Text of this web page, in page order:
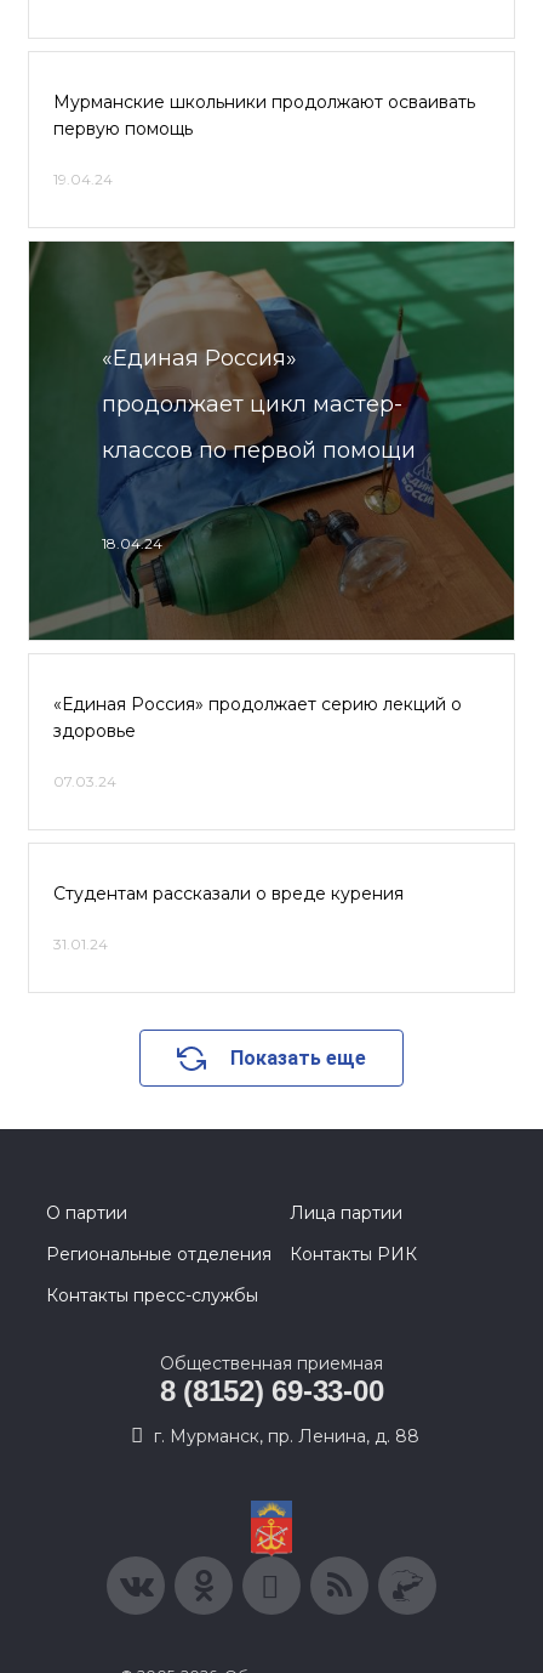
Мурманские школьники продолжают осваивать
первую помощь
19.04.24
«Единая Россия»
продолжает цикл мастер-
классов по первой помощи
18.04.24
«Единая Россия» продолжает серию лекций о
здоровье
07.03.24
Студентам рассказали о вреде курения
31.01.24
Показать еще
О партии
Лица партии
Региональные отделения
Контакты РИК
Контакты пресс-службы
Общественная приемная
8 (8152) 69-33-00
г. Мурманск, пр. Ленина, д. 88